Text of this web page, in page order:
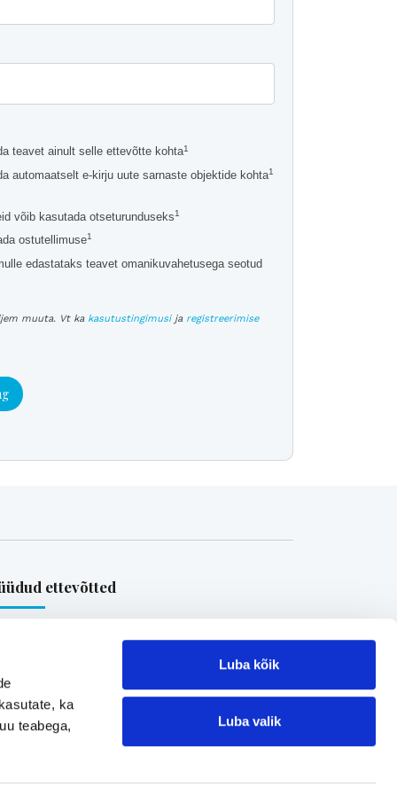
ka
teabega,
Luba kõik
Luba valik
teavet ainult selle ettevõtte kohta1
automaatselt e-kirju uute sarnaste objektide kohta1
võib kasutada otseturunduseks1
ostutellimuse1
edastataks teavet omanikuvahetusega seotud
muuta. Vt ka kasutustingimusija registreerimise
ettevõtted
Loe referentse müüdud ettevõtetest